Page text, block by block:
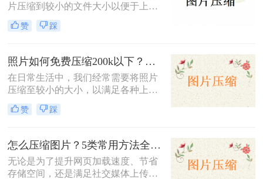
片压缩到较小的文件大小以便于上
传、分享或存储。那么如何将图片压
缩到1mb以内呢？本文将详细介绍几
赞 踩
照片如何免费压缩200k以下？快来学习这3种压缩方法！
在日常生活中，我们经常需要将照片
压缩至较小的大小，以满足各种上
传、分享或存储的需求。那么照片如
何免费压缩200k以下呢？本文将介绍
法。
赞 踩
怎么压缩图片？5类常用方法全解析！
无论是为了提升网页加载速度、节省
存储空间，还是满足社交媒体上传限